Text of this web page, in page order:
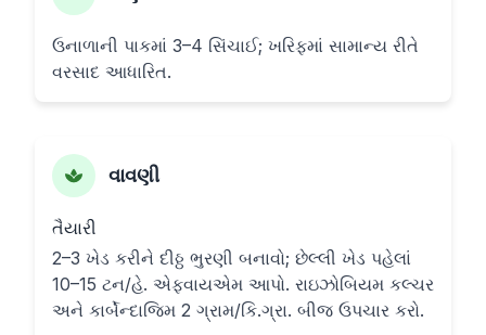
ઉનાળાની પાકમાં 3–4 સિંચાઈ; ખરિફમાં સામાન્ય રીતે
વરસાદ આધારિત.
વાવણી
તૈયારી
2–3 ખેડ કરીને દીઠ્ઠ ભુરણી બનાવો; છેલ્લી ખેડ પહેલાં
10–15 ટન/હે. એફવાયએમ આપો. રાઇઝોબિયમ કલ્ચર
અને કાર્બેન્દાજિમ 2 ગ્રામ/કિ.ગ્રા. બીજ ઉપચાર કરો.